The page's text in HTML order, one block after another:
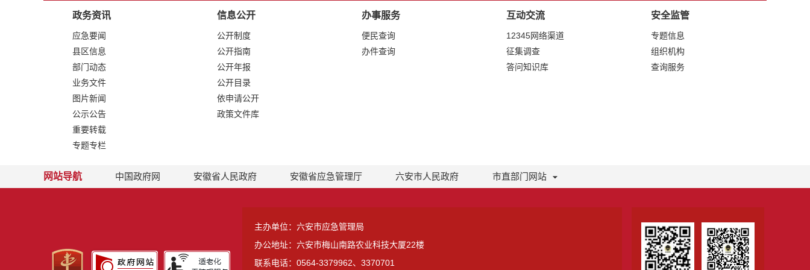
政务资讯
应急要闻
县区信息
部门动态
业务文件
图片新闻
公示公告
重要转载
专题专栏
信息公开
公开制度
公开指南
公开年报
公开目录
依申请公开
政策文件库
办事服务
便民查询
办件查询
互动交流
12345网络渠道
征集调查
答问知识库
安全监管
专题信息
组织机构
查询服务
网站导航 中国政府网 安徽省人民政府 安徽省应急管理厅 六安市人民政府 市直部门网站
主办单位：六安市应急管理局
办公地址：六安市梅山南路农业科技大厦22楼
联系电话：0564-3379962、3370701